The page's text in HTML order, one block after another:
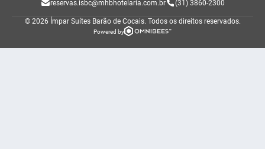
reservas.isbc@mhbhotelaria.com.br (31) 3860-2300
© 2026 Ímpar Suítes Barão de Cocais. Todos os direitos reservados.
Powered by